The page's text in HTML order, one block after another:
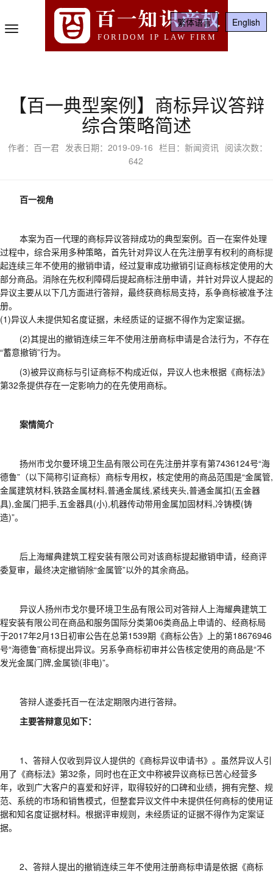
百一知识产权
FORIDOM IP LAW FIRM
English
繁体语言
Toggle
Navigation
【百一典型案例】商标异议答辩
综合策略简述
作者：百一君 发表日期：2019-09-16 栏目：新闻资讯 阅读次数：
642
百一视角
本案为百一代理的商标异议答辩成功的典型案例。百一在案件处理
过程中，综合采用多种策略，首先针对异议人在先注册享有权利的商标提
起连续三年不使用的撤销申请，经过复审成功撤销引证商标核定使用的大
部分商品。消除在先权利障碍后提起商标注册申请，并针对异议人提起的
异议主要从以下几方面进行答辩，最终获商标局支持，系争商标被准予注
册。
(1)异议人未提供知名度证据，未经质证的证据不得作为定案证据。
(2)其提出的撤销连续三年不使用注册商标申请是合法行为，不存在
“蓄意撤销”行为。
(3)被异议商标与引证商标不构成近似，异议人也未根据《商标法》
第32条提供存在一定影响力的在先使用商标。
案情简介
扬州市戈尔曼环境卫生品有限公司在先注册并享有第7436124号“海
德鲁”（以下简称引证商标）商标专用权，核定使用的商品范围是“金属管,
金属建筑材料,铁路金属材料,普通金属线,紧线夹头,普通金属扣(五金器
具),金属门把手,五金器具(小),机器传动带用金属加固材料,冷铸模(铸
造)”。
后上海耀典建筑工程安装有限公司对该商标提起撤销申请，经商评
委复审，最终决定撤销除“金属管”以外的其余商品。
异议人扬州市戈尔曼环境卫生品有限公司对答辩人上海耀典建筑工
程安装有限公司在商品和服务国际分类第06类商品上申请的、经商标局
于2017年2月13日初审公告在总第1539期《商标公告》上的第18676946
号“海德鲁”商标提出异议。另系争商标初审并公告核定使用的商品是“不
发光金属门牌,金属锁(非电)”。
答辩人遂委托百一在法定期限内进行答辩。
主要答辩意见如下：
1、答辩人仅收到异议人提供的《商标异议申请书》。虽然异议人引
用了《商标法》第32条，同时也在正文中称被异议商标已苦心经营多
年，收到广大客户的喜爱和好评，取得较好的口碑和业绩，拥有完整、规
范、系统的市场和销售模式，但整套异议文件中未提供任何商标的使用证
据和知名度证据材料。根据评审规则，未经质证的证据不得作为定案证
据。
2、答辩人提出的撤销连续三年不使用注册商标申请是依据《商标